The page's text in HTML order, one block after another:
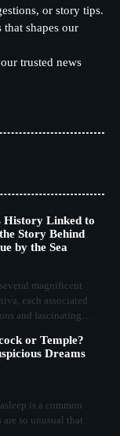
or story tips.
shapes our
trusted news
History Linked to
Story Behind
by the Sea
magnificent
each associated
and fascinating…
or Temple?
Dreams
is a common
are so unusual that